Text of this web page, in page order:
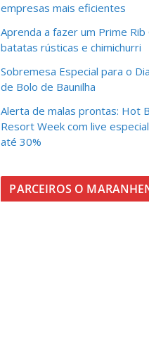
empresas mais eficientes
Aprenda a fazer um Prime
batatas rústicas e chimichurri
Sobremesa Especial para o
de Bolo de Baunilha
Alerta de malas prontas: Hot
Resort Week com live
até 30%
PARCEIROS O